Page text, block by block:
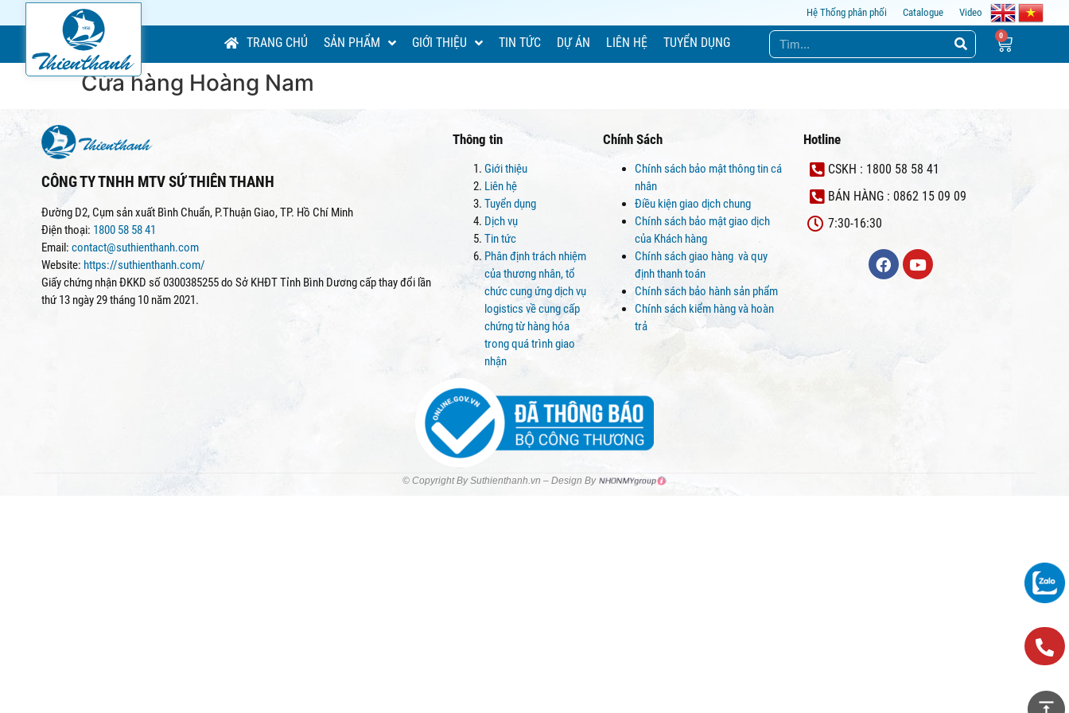
Hệ Thống phân phối Catalogue Video
TRANG CHỦ SẢN PHẨM GIỚI THIỆU TIN TỨC DỰ ÁN LIÊN HỆ TUYỂN DỤNG
Cửa hàng Hoàng Nam
CÔNG TY TNHH MTV SỨ THIÊN THANH
Đường D2, Cụm sản xuất Bình Chuẩn, P.Thuận Giao, TP. Hồ Chí Minh
Điện thoại: 1800 58 58 41
Email: contact@suthienthanh.com
Website: https://suthienthanh.com/
Giấy chứng nhận ĐKKD số 0300385255 do Sở KHĐT Tỉnh Bình Dương cấp thay đổi lần
thứ 13 ngày 29 tháng 10 năm 2021.
Thông tin
Giới thiệu
Liên hệ
Tuyển dụng
Dịch vụ
Tin tức
Phân định trách nhiệm
của thương nhân, tổ
chức cung ứng dịch vụ
logistics về cung cấp
chứng từ hàng hóa
trong quá trình giao
nhận
Chính Sách
Chính sách bảo mật thông tin cá
nhân
Điều kiện giao dịch chung
Chính sách bảo mật giao dịch
của Khách hàng
Chính sách giao hàng và quy
định thanh toán
Chính sách bảo hành sản phẩm
Chính sách kiểm hàng và hoàn
trả
Hotline
CSKH : 1800 58 58 41
BÁN HÀNG : 0862 15 09 09
7:30-16:30
© Copyright By Suthienthanh.vn – Design By